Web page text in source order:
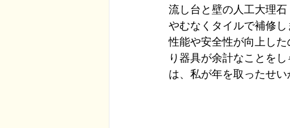
流し台と壁の人工大理石
やむなくタイルで補修し
性能や安全性が向上し
り器具が余計なことを
は、私が年を取ったせい